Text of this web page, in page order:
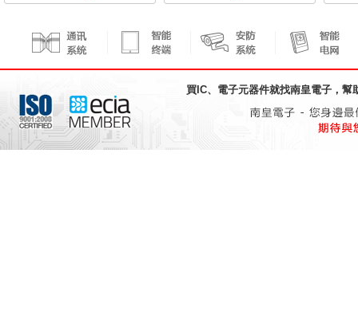
買IC、電子元器件就找南皇電子 ，